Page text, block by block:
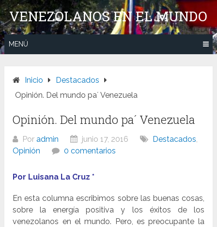
Saltar
al
contenido
VENEZOLANOS EN EL MUNDO
MENÚ
Inicio
Destacados
Opinión. Del mundo pa´ Venezuela
Opinión. Del mundo pa´ Venezuela
Poradmin junio 17, 2016 Destacados,
Opinión
0 comentarios
Por Luisana La Cruz *
En esta columna escribimos sobre las buenas cosas,
sobre la energía positiva y los éxitos de los
venezolanos en el mundo. Pero, es preocupante la